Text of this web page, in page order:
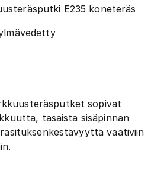
E235 koneteräs
sopivat
tasaista sisäpinnan
vaativiin